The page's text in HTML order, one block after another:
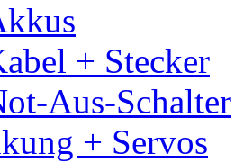
+ Stecker
Aus-Schalter
+ Servos